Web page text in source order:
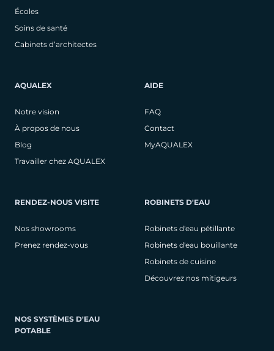
Écoles
Soins de santé
Cabinets d’architectes
AQUALEX
Notre vision
À propos de nous
Blog
Travailler chez AQUALEX
AIDE
FAQ
Contact
MyAQUALEX
RENDEZ-NOUS VISITE
Nos showrooms
Prenez rendez-vous
ROBINETS D'EAU
Robinets d'eau pétillante
Robinets d'eau bouillante
Robinets de cuisine
Découvrez nos mitigeurs
NOS SYSTÈMES D'EAU
POTABLE